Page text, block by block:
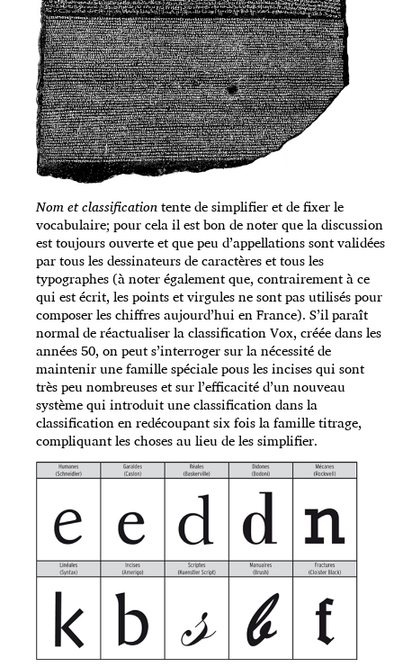
Nom et classificationtente de simplifier et de fixer le
vocabulaire; pour cela il est bon de noter que la discussion
est toujours ouverte et que peu d’appellations sont validées
par tous les dessinateurs de caractères et tous les
typographes (à noter également que, contrairement à ce
qui est écrit, les points et virgules ne sont pas utilisés pour
composer les chiffres aujourd’hui en France). S’il paraît
normal de réactualiser la classification Vox, créée dans les
années 50, on peut s’interroger sur la nécessité de
maintenir une famille spéciale pous les incises qui sont
très peu nombreuses et sur l’efficacité d’un nouveau
système qui introduit une classification dans la
classification en redécoupant six fois la famille titrage,
compliquant les choses au lieu de les simplifier.